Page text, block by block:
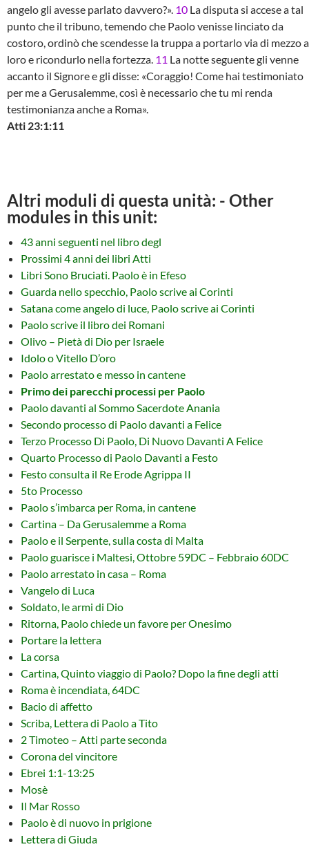
angelo gli avesse parlato davvero?». 10 La disputa si accese a tal
punto che il tribuno, temendo che Paolo venisse linciato da
costoro, ordinò che scendesse la truppa a portarlo via di mezzo a
loro e ricondurlo nella fortezza. 11 La notte seguente gli venne
accanto il Signore e gli disse: «Coraggio! Come hai testimoniato
per me a Gerusalemme, così è necessario che tu mi renda
testimonianza anche a Roma».
Atti 23:1:11
Altri moduli di questa unità: - Other
modules in this unit:
43 anni seguenti nel libro degl
Prossimi 4 anni dei libri Atti
Libri Sono Bruciati. Paolo è in Efeso
Guarda nello specchio, Paolo scrive ai Corinti
Satana come angelo di luce, Paolo scrive ai Corinti
Paolo scrive il libro dei Romani
Olivo – Pietà di Dio per Israele
Idolo o Vitello D’oro
Paolo arrestato e messo in cantene
Primo dei parecchi processi per Paolo
Paolo davanti al Sommo Sacerdote Anania
Secondo processo di Paolo davanti a Felice
Terzo Processo Di Paolo, Di Nuovo Davanti A Felice
Quarto Processo di Paolo Davanti a Festo
Festo consulta il Re Erode Agrippa II
5to Processo
Paolo s’imbarca per Roma, in cantene
Cartina – Da Gerusalemme a Roma
Paolo e il Serpente, sulla costa di Malta
Paolo guarisce i Maltesi, Ottobre 59DC – Febbraio 60DC
Paolo arrestato in casa – Roma
Vangelo di Luca
Soldato, le armi di Dio
Ritorna, Paolo chiede un favore per Onesimo
Portare la lettera
La corsa
Cartina, Quinto viaggio di Paolo? Dopo la fine degli atti
Roma è incendiata, 64DC
Bacio di affetto
Scriba, Lettera di Paolo a Tito
2 Timoteo – Atti parte seconda
Corona del vincitore
Ebrei 1:1-13:25
Mosè
Il Mar Rosso
Paolo è di nuovo in prigione
Lettera di Giuda